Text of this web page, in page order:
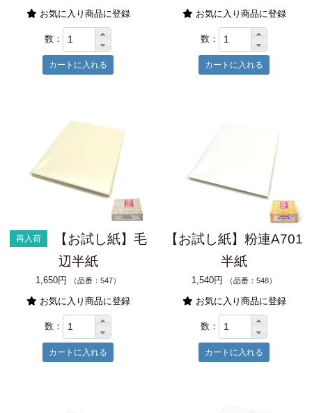
お気に入り商品に登録
数：
お気に入り商品に登録
数：
再入荷
【お試し紙】毛
辺半紙
1,650円 （品番：547）
お気に入り商品に登録
数：
【お試し紙】粉連A701
半紙
1,540円 （品番：548）
お気に入り商品に登録
数：